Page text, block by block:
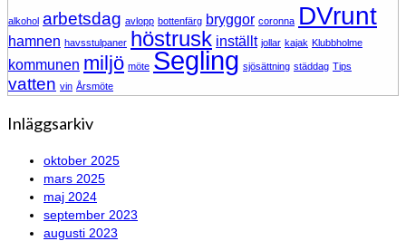
alkohol arbetsdag avlopp bottenfärg bryggor coronna DVrunt
hamnen havsstulpaner höstrusk inställt jollar kajak Klubbholme
kommunen miljö möte Segling sjösättning städdag Tips
vatten vin Årsmöte
Inläggsarkiv
oktober 2025
mars 2025
maj 2024
september 2023
augusti 2023